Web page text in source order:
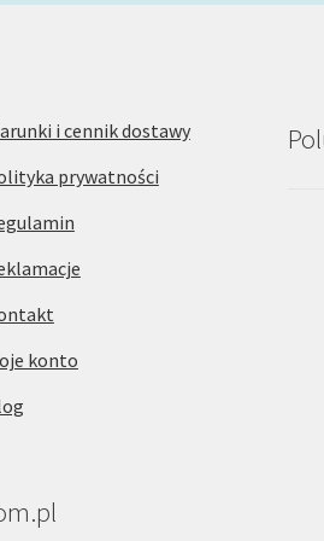
i cennik dostawy
prywatności
konto